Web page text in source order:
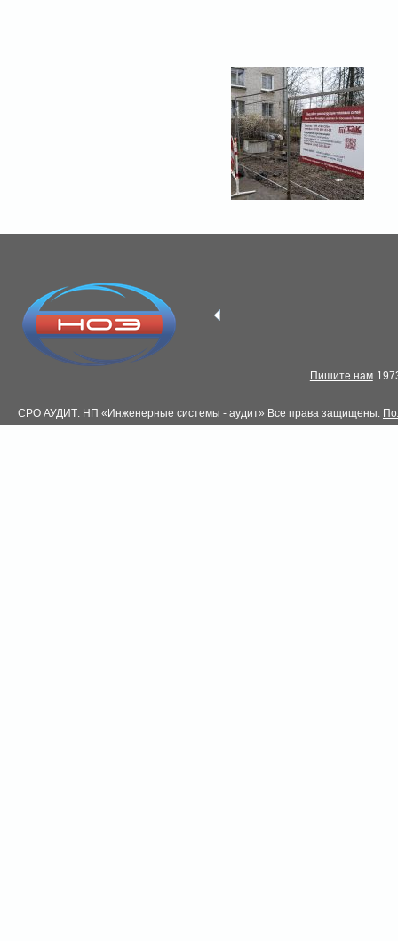
СРО АУДИТ: НП «Инженерные системы - аудит» Все права защищены.
Пишите нам